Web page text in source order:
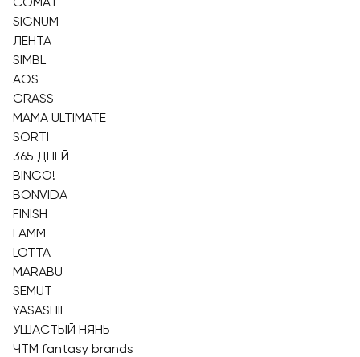
SIGNUM
ЛЕНТА
SIMBL
AOS
GRASS
MAMA ULTIMATE
SORTI
365 ДНЕЙ
BINGO!
BONVIDA
FINISH
LAMM
LOTTA
MARABU
SEMUT
YASASHII
УШАСТЫЙ НЯНЬ
ЧТМ fantasy brands